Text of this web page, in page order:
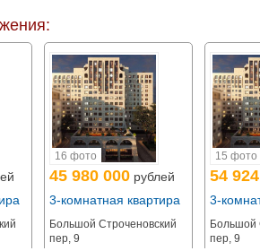
16 фото
45 980 000 рублей
3-комнатная квартира
Большой Строченовский
пер, 9
15 фото
54
3-
Большой
пер, 9